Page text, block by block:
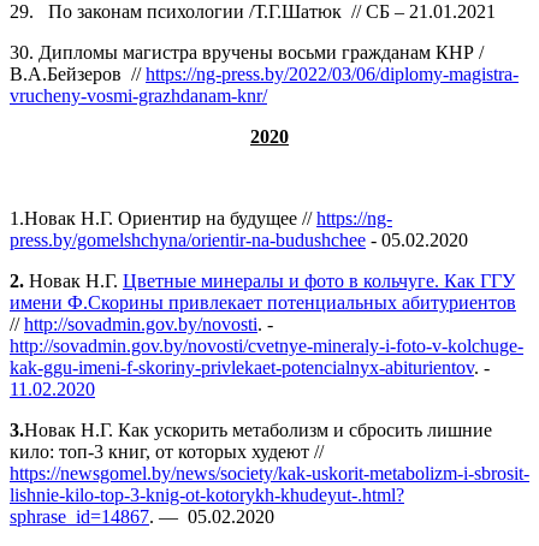
29. По законам психологии /Т.Г.Шатюк // СБ – 21.01.2021
30. Дипломы магистра вручены восьми гражданам КНР /
В.А.Бейзеров //https://ng-press.by/2022/03/06/diplomy-magistra-
vrucheny-vosmi-grazhdanam-knr/
2020
1.Новак Н.Г. Ориентир на будущее //https://ng-
press.by/gomelshchyna/orientir-na-budushchee - 05.02.2020
2. Новак Н.Г. Цветные минералы и фото в кольчуге. Как ГГУ
имени Ф.Скорины привлекает потенциальных абитуриентов
//http://sovadmin.gov.by/novosti. -
http://sovadmin.gov.by/novosti/cvetnye-mineraly-i-foto-v-kolchuge-
kak-ggu-imeni-f-skoriny-privlekaet-potencialnyx-abiturientov. -
11.02.2020
3.Новак Н.Г. Как ускорить метаболизм и сбросить лишние
кило: топ-3 книг, от которых худеют //
https://newsgomel.by/news/society/kak-uskorit-metabolizm-i-sbrosit-
lishnie-kilo-top-3-knig-ot-kotorykh-khudeyut-.html?
sphrase_id=14867. — 05.02.2020